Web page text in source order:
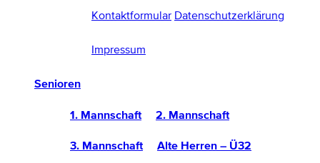
Kontaktformular Datenschutzerklärung
Impressum
Senioren
1. Mannschaft 2. Mannschaft
3. Mannschaft Alte Herren – Ü32